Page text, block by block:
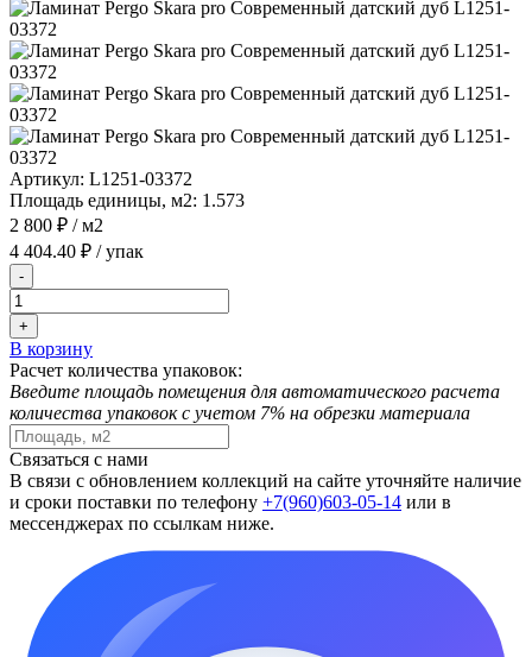
Артикул: L1251-03372
Площадь единицы, м2: 1.573
2 800 ₽ / м2
4 404.40 ₽ / упак
-
+
В корзину
Расчет количества упаковок:
Введите площадь помещения для автоматического расчета
количества упаковок с учетом 7% на обрезки материала
Связаться с нами
В связи с обновлением коллекций на сайте уточняйте наличие
и сроки поставки по телефону +7(960)603-05-14 или в
мессенджерах по ссылкам ниже.